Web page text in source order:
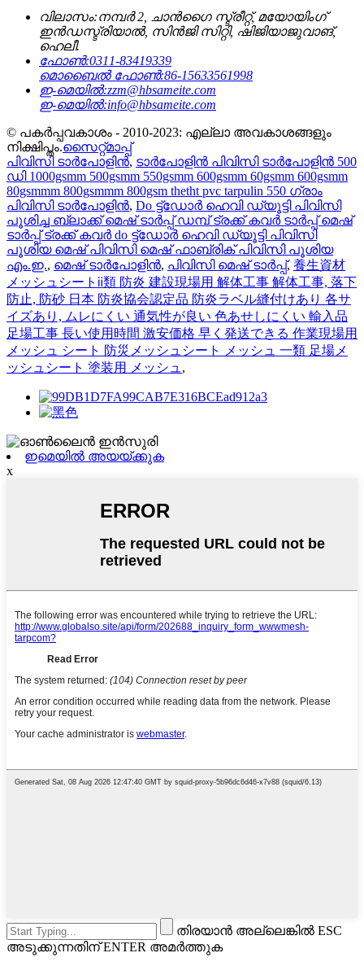
വിലാസം:നമ്പർ 2, ചാൻഗൈ സ്ട്രീറ്റ്, മയോയിംഗ്
ഇൻഡസ്ട്രിയാൽ, സിൻജി സിറ്റി, ഷിജിയാജുവാങ്,
ഹെലീ.
ഫോൺ:0311-83419339
മൊബൈൽ ഫോൺ:86-15633561998
ഇ-മെയിൽ:zzm@hbsameite.com
ഇ-മെയിൽ:info@hbsameite.com
© പകർപ്പവകാശം - 2010-2023: എല്ലാ അവകാശങ്ങളും
നിക്ഷിപ്തം.സൈറ്റ്മാപ്പ്
പിവിസി ടാർപോളിൻ, ടാർപോളിൻ പിവിസി ടാർപോളിൻ 500
ഡി 1000gsmm 500gsmm 550gsmm 600gsmm 60gsmm 600gsmm
80gsmmm 800gsmmm 800gsm thetht pvc tarpulin 550 ഗ്രാം
പിവിസി ടാർപോളിൻ, Do ട്ട്ഡോർ ഹെവി ഡ്യൂട്ടി പിവിസി
പൂശിച്ച ബ്ലാക്ക് മെഷ് ടാർപ്പ് ഡമ്പ് ട്രക്ക് കവർ ടാർപ്പ് മെഷ്
ടാർപ്പ് ട്രക്ക് കവർ do ട്ട്ഡോർ ഹെവി ഡ്യൂട്ടി പിവിസി
പൂശിയ മെഷ് പിവിസി മെഷ് ഫാബ്രിക് പിവിസി പൂശിയ
എം.ഇ., മെഷ് ടാർപോളിൻ, പിവിസി മെഷ് ടാർപ്പ്, 養生資材
メッシュシートⅱ類 防炎 建設現場用 解体工事 解体工事, 落下
防止, 防砂 日本 防炎協会認定品 防炎ラベル縫付けあり 各サ
イズあり, ムレにくい 通気性が良い 色あせしにくい 輸入品
足場工事 長い使用時間 激安価格 早く発送できる 作業現場用
メッシュ シート 防災メッシュシート メッシュ 一類 足場メ
ッシュシート 塗装用 メッシュ ,
ഇമെയിൽ അയയ്ക്കുക
x
തിരയാൻ അല്ലെങ്കിൽ ESC
അടുക്കുന്നതിന് ENTER അമർത്തുക